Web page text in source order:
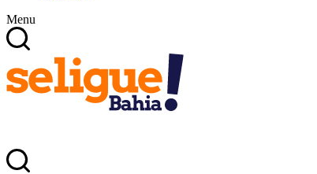
Menu